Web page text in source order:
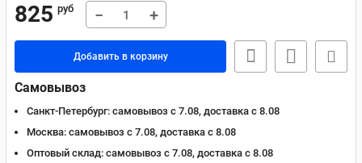
825 руб − +
Добавить в корзину
Самовывоз
Санкт-Петербург: самовывоз с 7.08, доставка c 8.08
Москва: самовывоз с 7.08, доставка c 8.08
Оптовый склад: самовывоз с 7.08, доставка c 8.08